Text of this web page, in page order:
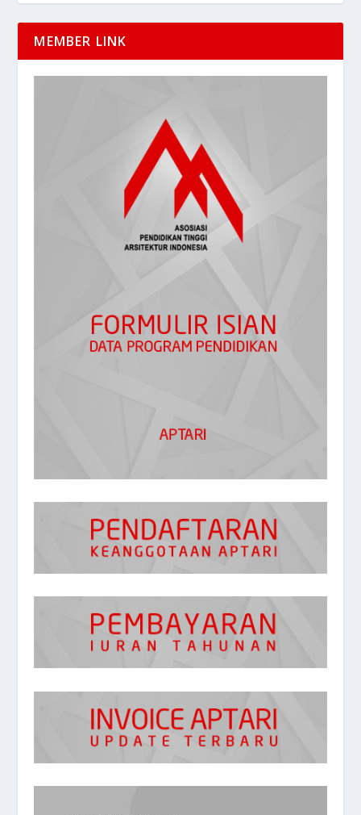
MEMBER LINK